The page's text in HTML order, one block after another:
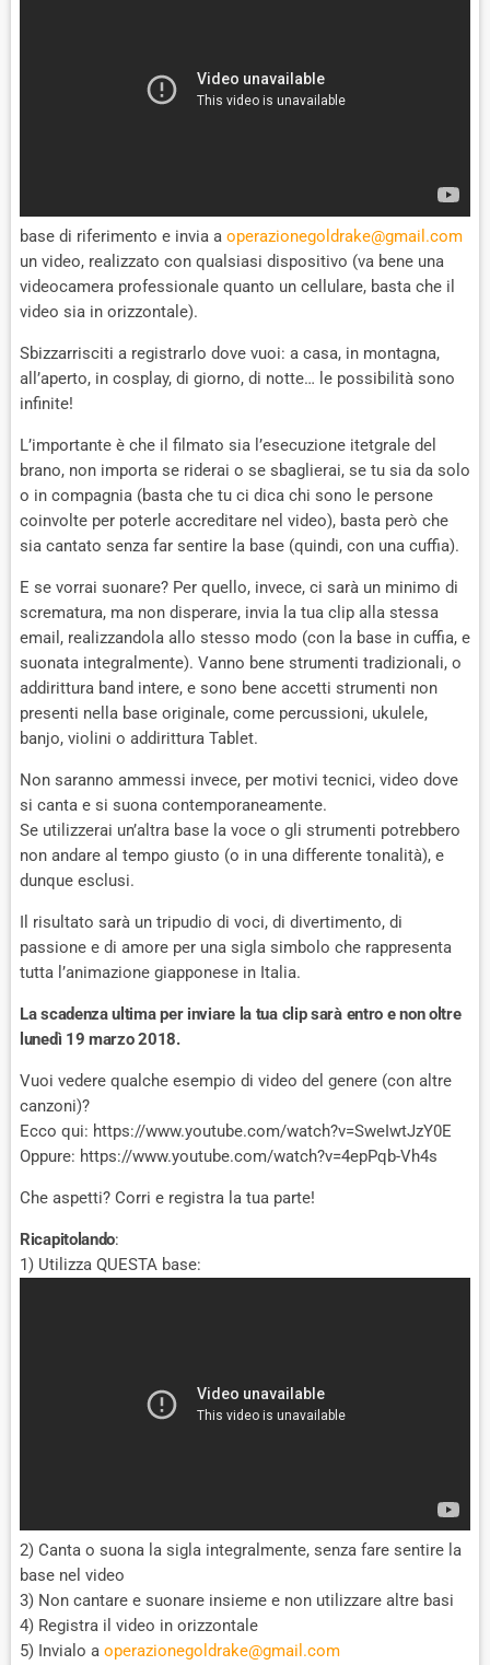
base di riferimento e invia a operazionegoldrake@gmail.com
un video, realizzato con qualsiasi dispositivo (va bene una
videocamera professionale quanto un cellulare, basta che il
video sia in orizzontale).
Sbizzarrisciti a registrarlo dove vuoi: a casa, in montagna,
all’aperto, in cosplay, di giorno, di notte… le possibilità sono
infinite!
L’importante è che il filmato sia l’esecuzione itetgrale del
brano, non importa se riderai o se sbaglierai, se tu sia da solo
o in compagnia (basta che tu ci dica chi sono le persone
coinvolte per poterle accreditare nel video), basta però che
sia cantato senza far sentire la base (quindi, con una cuffia).
E se vorrai suonare? Per quello, invece, ci sarà un minimo di
scrematura, ma non disperare, invia la tua clip alla stessa
email, realizzandola allo stesso modo (con la base in cuffia, e
suonata integralmente). Vanno bene strumenti tradizionali, o
addirittura band intere, e sono bene accetti strumenti non
presenti nella base originale, come percussioni, ukulele,
banjo, violini o addirittura Tablet.
Non saranno ammessi invece, per motivi tecnici, video dove
si canta e si suona contemporaneamente.
Se utilizzerai un’altra base la voce o gli strumenti potrebbero
non andare al tempo giusto (o in una differente tonalità), e
dunque esclusi.
Il risultato sarà un tripudio di voci, di divertimento, di
passione e di amore per una sigla simbolo che rappresenta
tutta l’animazione giapponese in Italia.
La scadenza ultima per inviare la tua clip sarà entro e non oltre
lunedì 19 marzo 2018.
Vuoi vedere qualche esempio di video del genere (con altre
canzoni)?
Ecco qui: https://www.youtube.com/watch?v=SweIwtJzY0E
Oppure: https://www.youtube.com/watch?v=4epPqb-Vh4s
Che aspetti? Corri e registra la tua parte!
Ricapitolando:
1) Utilizza QUESTA base:
2) Canta o suona la sigla integralmente, senza fare sentire la
base nel video
3) Non cantare e suonare insieme e non utilizzare altre basi
4) Registra il video in orizzontale
5) Invialo a operazionegoldrake@gmail.com